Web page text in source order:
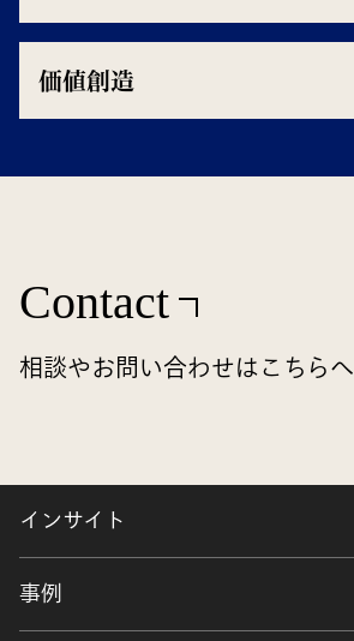
価値創造
Contact
相談やお問い合わせはこちらへ
インサイト
事例